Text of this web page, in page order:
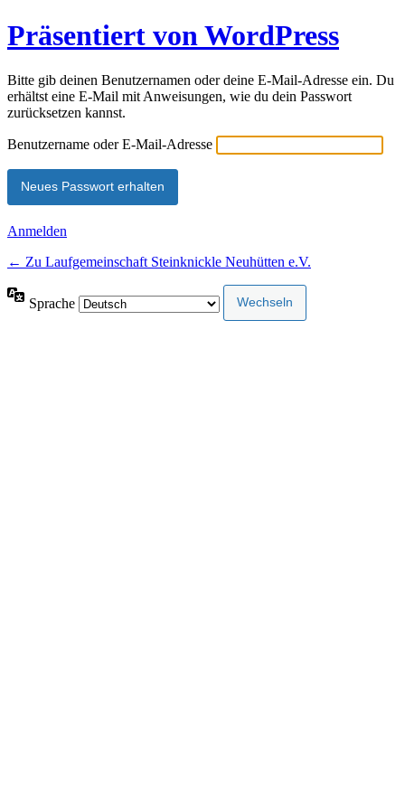
Präsentiert von WordPress
Bitte gib deinen Benutzernamen oder deine E-Mail-Adresse ein. Du
erhältst eine E-Mail mit Anweisungen, wie du dein Passwort
zurücksetzen kannst.
Benutzername oder E-Mail-Adresse
Anmelden
← Zu Laufgemeinschaft Steinknickle Neuhütten e.V.
Sprache